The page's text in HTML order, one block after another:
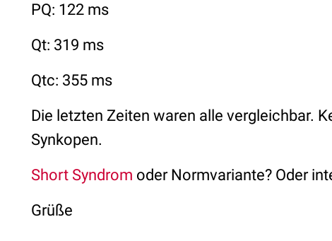
PQ: 122 ms
Qt: 319 ms
Qtc: 355 ms
Die letzten Zeiten waren alle vergleichbar.
Synkopen.
Short Syndrom oder Normvariante? Oder
Grüße